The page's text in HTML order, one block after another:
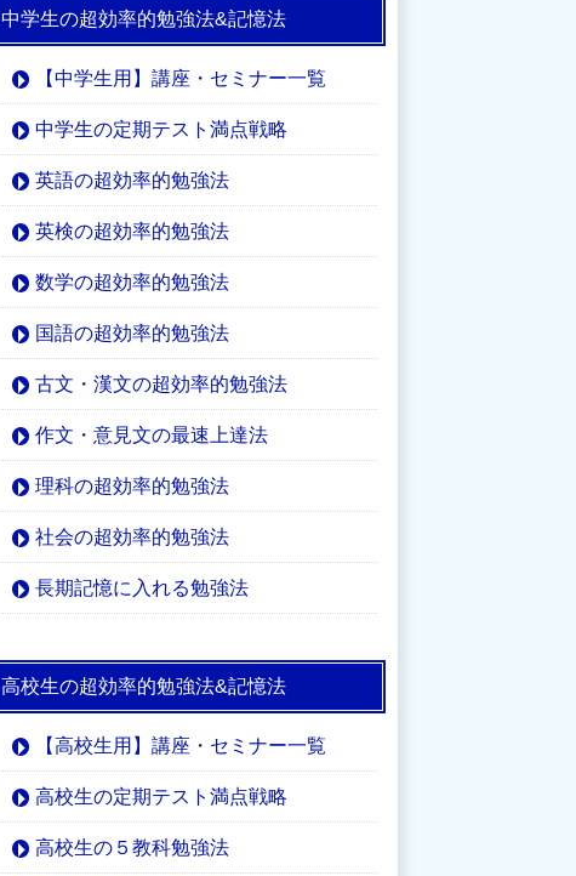
中学生の超効率的勉強法&記憶法
【中学生用】講座・セミナー一覧
中学生の定期テスト満点戦略
英語の超効率的勉強法
英検の超効率的勉強法
数学の超効率的勉強法
国語の超効率的勉強法
古文・漢文の超効率的勉強法
作文・意見文の最速上達法
理科の超効率的勉強法
社会の超効率的勉強法
長期記憶に入れる勉強法
高校生の超効率的勉強法&記憶法
【高校生用】講座・セミナー一覧
高校生の定期テスト満点戦略
高校生の５教科勉強法